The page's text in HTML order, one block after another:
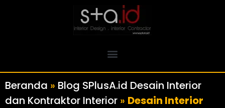
Beranda » Blog SPlusA.id Desain Interior
dan Kontraktor Interior » Desain Interior